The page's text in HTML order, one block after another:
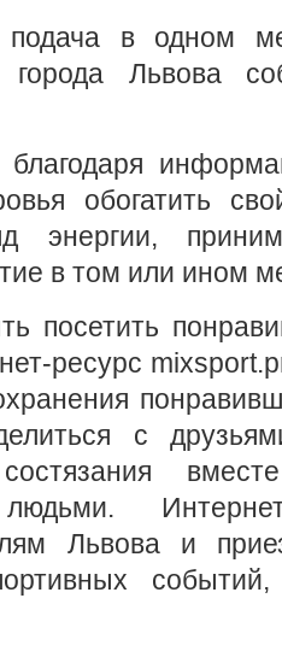
в одном
Львова
благодаря
обогатить
энергии,
в том или ином
посетить
ресурс
с
Львова и